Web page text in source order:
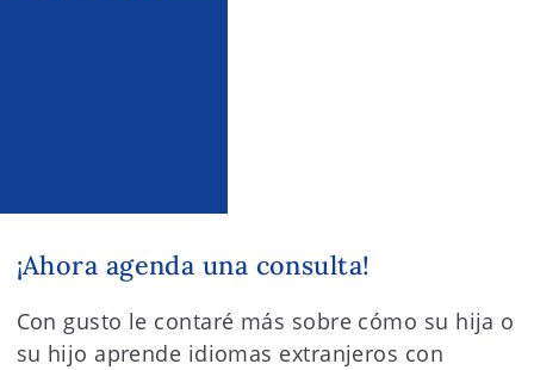
¡Ahora agenda una consulta!
Con gusto le contaré más sobre cómo su hija o
su hijo aprende idiomas extranjeros con